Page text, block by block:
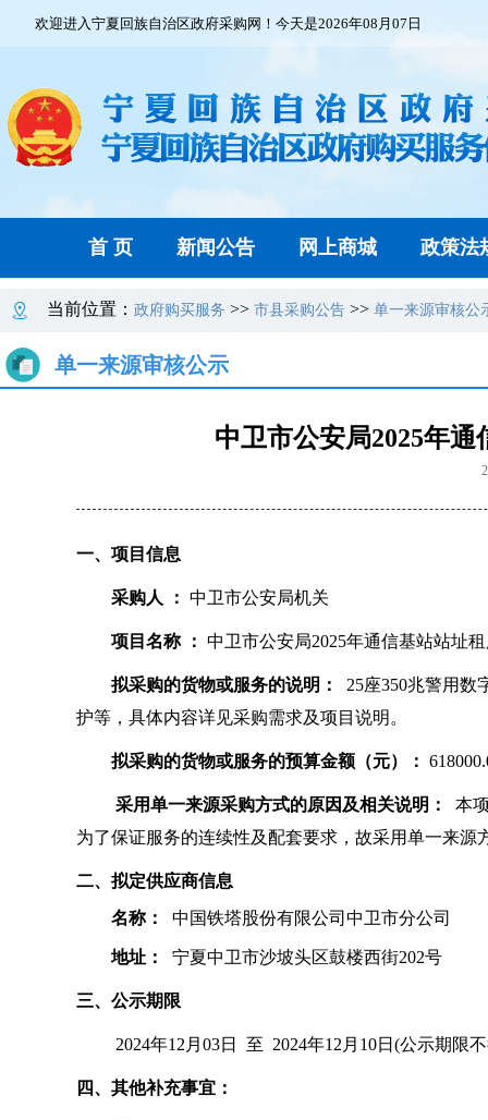
欢迎进入宁夏回族自治区政府采购网！今天是2026年08月07日
首 页 新闻公告 网上商城 政策法
当前位置： 政府购买服务 >> 市县采购公告 >> 单一来源审核公
单一来源审核公示
中卫市公安局2025年
一、项目信息
采购人 ： 中卫市公安局机关
项目名称 ： 中卫市公安局2025年通信基站站址
拟采购的货物或服务的说明：
25座350兆警用数
护等，具体内容详见采购需求及项目说明。
拟采购的货物或服务的预算金额（元）：
采用单一来源采购方式的原因及相关说明：
本
为了保证服务的连续性及配套要求，故采用单一来源
二、拟定供应商信息
名称：
中国铁塔股份有限公司中卫市分公司
地址： 宁夏中卫市沙坡头区鼓楼西街202号
三、公示期限
2024年12月03日 至 2024年12月10日(公示期限不
四、其他补充事宜：